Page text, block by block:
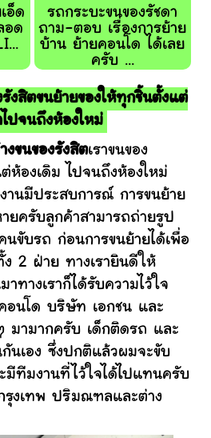
อ็ด
อด
รถกระบะขนของรัชดา
ถาม-ตอบ เรื่องการย้าย
บ้าน ย้ายคอนโด ได้เลย
ครับ ...
งสิตขนย้ายของให้ทุกชิ้นตั้งแต่
ไปจนถึงห้องใหม่
งขนของรังสิตเราขนของ
ห้องเดิม ไปจนถึงห้องใหม่
านมีประสบการณ์ การขนย้าย
ายครับลูกค้าสามารถถ่ายรูป
นขับรถ ก่อนการขนย้ายได้เพื่อ
ง 2 ฝ่าย ทางเรายินดีให้
ทางเราก็ได้รับความไว้ใจ
อนโด บริษัท เอกชน และ
มามากครับ เด็กติดรถ และ
นเอง ซึ่งปกติแล้วผมจะขับ
มีทีมงานที่ไว้ใจได้ไปแทนครับ
รุงเทพ ปริมณฑลและต่าง